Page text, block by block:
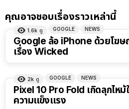
คุณอาจชอบเรื่องราวเหล่านี้
1.6k ดู GOOGLE NEWS
Google ล้อ iPhone ด้วยโฆ
เรื่อง Wicked
2k ดู GOOGLE NEWS
Pixel 10 Pro Fold เกิดลุกไหม้
ความแข็งแรง